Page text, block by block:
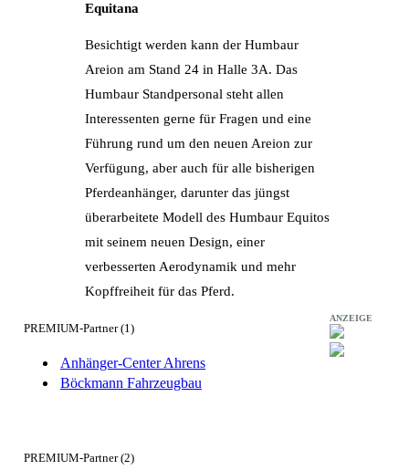
Equitana
Besichtigt werden kann der Humbaur
Areion am Stand 24 in Halle 3A. Das
Humbaur Standpersonal steht allen
Interessenten gerne für Fragen und eine
Führung rund um den neuen Areion zur
Verfügung, aber auch für alle bisherigen
Pferdeanhänger, darunter das jüngst
überarbeitete Modell des Humbaur Equitos
mit seinem neuen Design, einer
verbesserten Aerodynamik und mehr
Kopffreiheit für das Pferd.
ANZEIGE
PREMIUM-Partner (1)
Anhänger-Center Ahrens
Böckmann Fahrzeugbau
PREMIUM-Partner (2)